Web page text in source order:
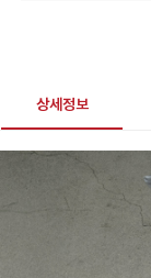
상세정보